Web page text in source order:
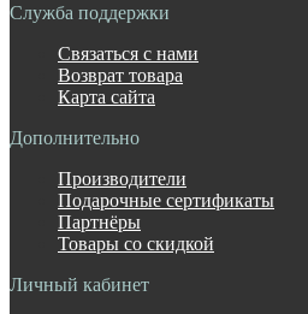
Служба поддержки
Связаться с нами
Возврат товара
Карта сайта
Дополнительно
Производители
Подарочные сертификаты
Партнёры
Товары со скидкой
Личный кабинет